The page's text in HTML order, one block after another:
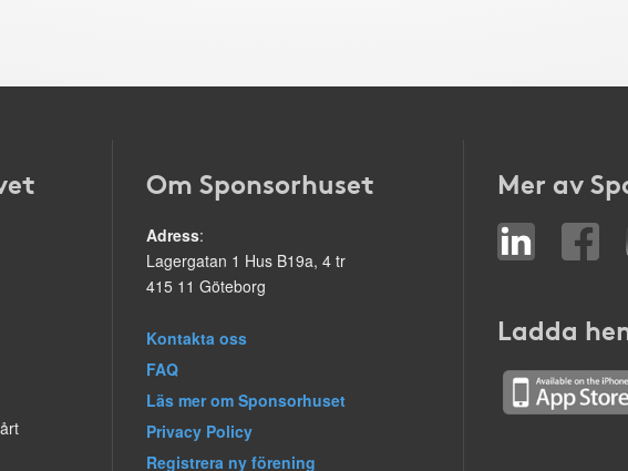
Om Sponsorhuset
Adress:
Lagergatan 1 Hus B19a, 4 tr
415 11 Göteborg
Kontakta oss
FAQ
Läs mer om Sponsorhuset
Privacy Policy
Registrera ny förening
Mer av
Ladda